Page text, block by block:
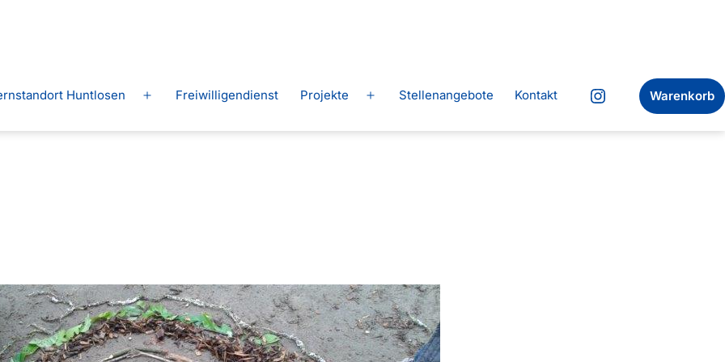
Huntlosen
Menü
Freiwilligendienst Projekte
Menü
Stellenangebote
Kontakt
Instagram
Warenkorb